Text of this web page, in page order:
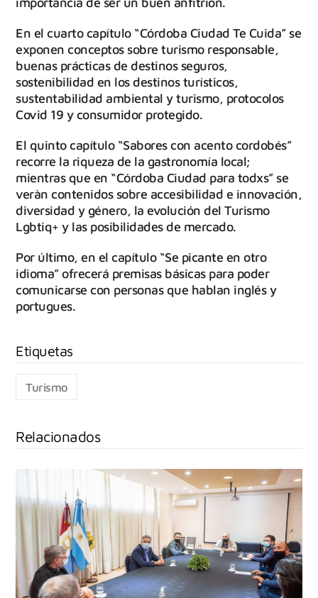
En el cuarto capítulo “Córdoba Ciudad Te Cuida” se
exponen conceptos sobre turismo responsable,
buenas prácticas de destinos seguros,
sostenibilidad en los destinos turísticos,
sustentabilidad ambiental y turismo, protocolos
Covid 19 y consumidor protegido.
El quinto capítulo “Sabores con acento cordobés”
recorre la riqueza de la gastronomía local;
mientras que en “Córdoba Ciudad para todxs” se
veràn contenidos sobre accesibilidad e innovación,
diversidad y género, la evolución del Turismo
Lgbtiq+ y las posibilidades de mercado.
Por último, en el capítulo “Se picante en otro
idioma” ofrecerá premisas básicas para poder
comunicarse con personas que hablan inglés y
portugues.
Turismo
Relacionados